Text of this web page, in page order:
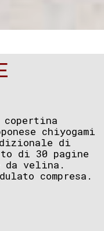
chiyogami
di
di 30 pagine
da velina.
compresa.